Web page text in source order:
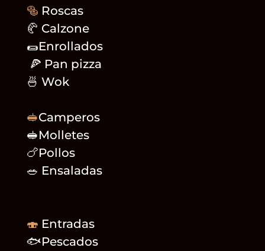
🥯 Roscas
🥐 Calzone
🌯Enrollados
🍕 Pan pizza
🍜 Wok
🥪Camperos
🥪Molletes
🍗Pollos
🥗 Ensaladas
🍣 Entradas
🐟Pescados